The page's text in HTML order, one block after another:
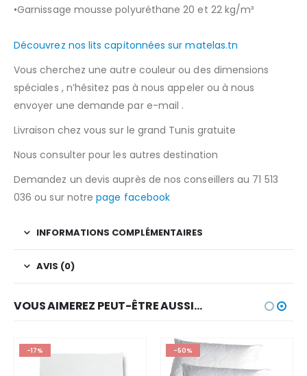
•Garnissage mousse polyuréthane 20 et 22 kg/m³
Découvrez nos lits capitonnées sur matelas.tn
Vous cherchez une autre couleur ou des dimensions
spéciales , n’hésitez pas à nous appeler ou à nous
envoyer une demande par e-mail .
Livraison chez vous sur le grand Tunis gratuite
Nous consulter pour les autres destination
Demandez un devis auprès de nos conseillers au 71 513
036 ou sur notre page facebook
INFORMATIONS COMPLÉMENTAIRES
AVIS (0)
VOUS AIMEREZ PEUT-ÊTRE AUSSI…
-17% -50%